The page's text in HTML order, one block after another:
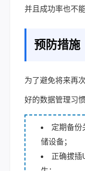
并且成功率也不
预防措施
为了避免将来再
好的数据管理习惯
定期备份
储设备；
正确拔插